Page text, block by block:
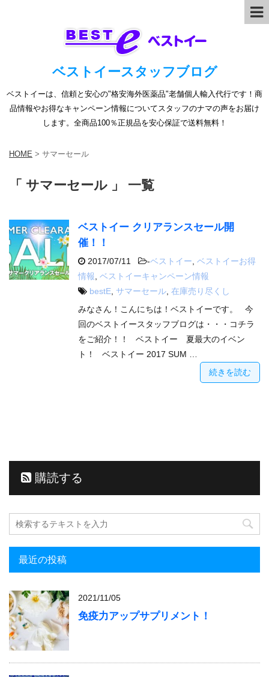
ベストイースタッフブログ
ベストイーは、信頼と安心の"格安海外医薬品"老舗個人輸入代行です！商
品情報やお得なキャンペーン情報についてスタッフのナマの声をお届け
します。全商品100％正規品を安心保証で送料無料！
HOME > サマーセール
「 サマーセール 」 一覧
ベストイー クリアランスセール開
催！！
2017/07/11 -ベストイー ベストイーお得
情報 ベストイーキャンペーン情報
bestE サマーセール 在庫売り尽くし
みなさん！こんにちは！ベストイーです。 今
回のベストイースタッフブログは・・・コチラ
をご紹介！！ ベストイー 夏最大のイベン
ト！ ベストイー 2017 SUM …
続きを読む
購読する
最近の投稿
2021/11/05
免疫力アップサプリメント！